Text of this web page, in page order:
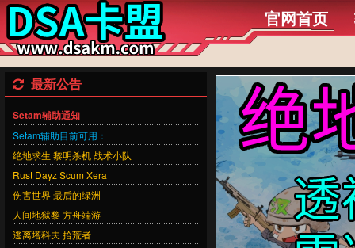
官网首页
最新公告
Setam辅助通知
Setam辅助目前可用：
绝地求生 黎明杀机 战术小队
Rust Dayz Scum Xera
伤害世界 最后的绿洲
人间地狱黎 方舟端游
逃离塔科夫 拾荒者